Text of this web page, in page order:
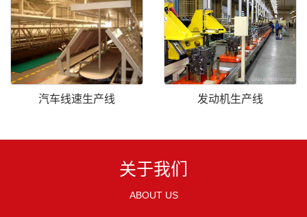
汽车线速生产线 发动机生产线
关于我们
ABOUT US